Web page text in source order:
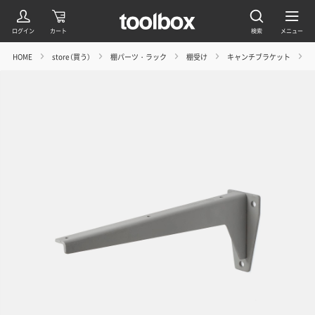
HOME store（買う） 棚パーツ・ラック 棚受け キャンチブラケット